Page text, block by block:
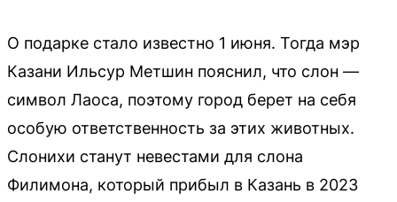
О подарке стало известно 1 июня. Тогда мэр
Казани Ильсур Метшин пояснил, что слон —
символ Лаоса, поэтому город берет на себя
особую ответственность за этих животных.
Слонихи станут невестами для слона
Филимона, который прибыл в Казань в 2023